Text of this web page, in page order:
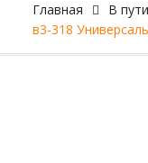
Главная
В пути
в3-318